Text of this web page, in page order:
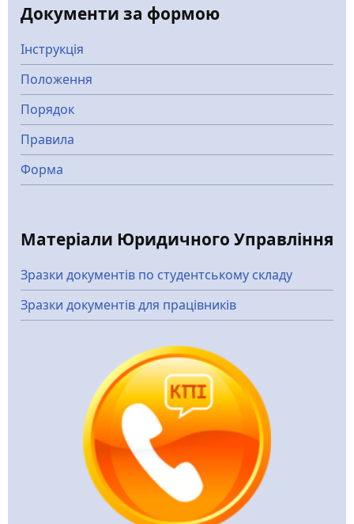
Документи за формою
Інструкція
Положення
Порядок
Правила
Форма
Матеріали Юридичного Управління
Зразки документів по студентському складу
Зразки документів для працівників